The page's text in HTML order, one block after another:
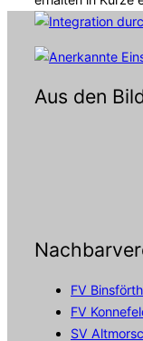
Aus den
FV Binsförth
FV
SV